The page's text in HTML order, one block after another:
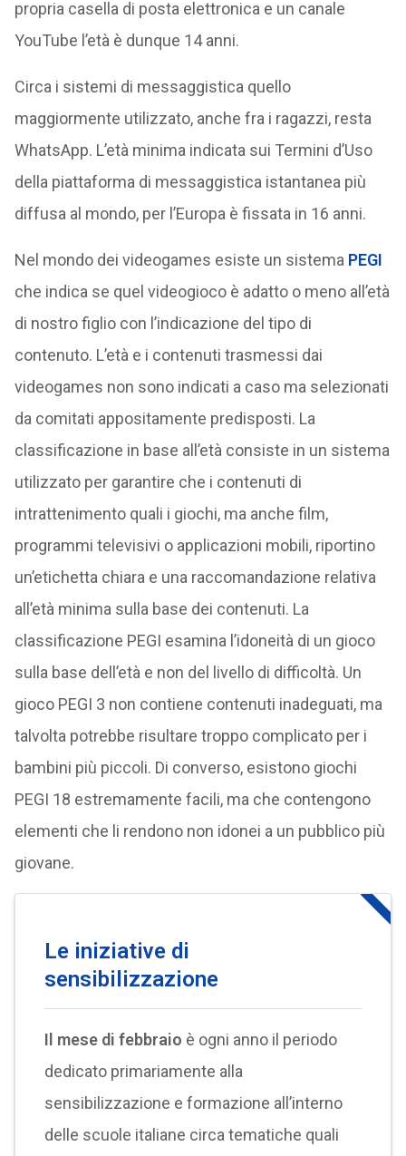
propria casella di posta elettronica e un canale
YouTube l’età è dunque 14 anni.
Circa i sistemi di messaggistica quello
maggiormente utilizzato, anche fra i ragazzi, resta
WhatsApp. L’età minima indicata sui Termini d’Uso
della piattaforma di messaggistica istantanea più
diffusa al mondo, per l’Europa è fissata in 16 anni.
Nel mondo dei videogames esiste un sistema PEGI
che indica se quel videogioco è adatto o meno all’età
di nostro figlio con l’indicazione del tipo di
contenuto. L’età e i contenuti trasmessi dai
videogames non sono indicati a caso ma selezionati
da comitati appositamente predisposti. La
classificazione in base all’età consiste in un sistema
utilizzato per garantire che i contenuti di
intrattenimento quali i giochi, ma anche film,
programmi televisivi o applicazioni mobili, riportino
un’etichetta chiara e una raccomandazione relativa
all’età minima sulla base dei contenuti. La
classificazione PEGI esamina l’idoneità di un gioco
sulla base dell’età e non del livello di difficoltà. Un
gioco PEGI 3 non contiene contenuti inadeguati, ma
talvolta potrebbe risultare troppo complicato per i
bambini più piccoli. Di converso, esistono giochi
PEGI 18 estremamente facili, ma che contengono
elementi che li rendono non idonei a un pubblico più
giovane.
Le iniziative di
sensibilizzazione
Il mese di febbraio è ogni anno il periodo
dedicato primariamente alla
sensibilizzazione e formazione all’interno
delle scuole italiane circa tematiche quali